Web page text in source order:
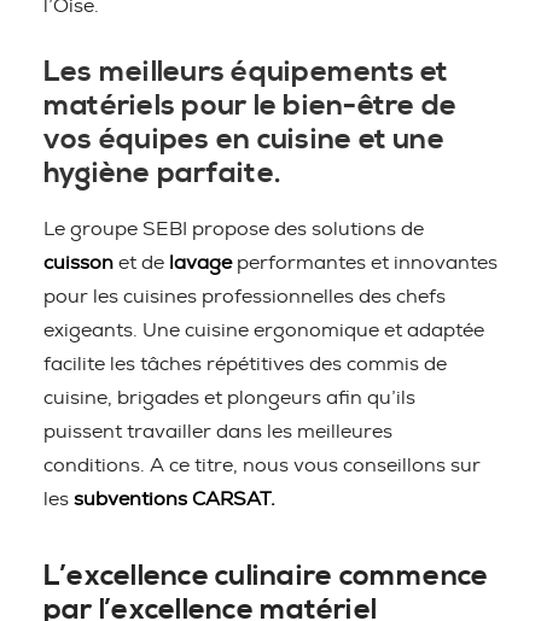
l’Oise.
Les meilleurs équipements et
matériels pour le bien-être de
vos équipes en cuisine et une
hygiène parfaite.
Le groupe SEBI propose des solutions de
cuisson et de lavageperformantes et innovantes
pour les cuisines professionnelles des chefs
exigeants. Une cuisine ergonomique et adaptée
facilite les tâches répétitives des commis de
cuisine, brigades et plongeurs afin qu’ils
puissent travailler dans les meilleures
conditions. A ce titre, nous vous conseillons sur
les subventions CARSAT.
L’excellence culinaire commence
par l’excellence matériel